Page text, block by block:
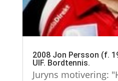
2008 Jon Persson (f.
UIF. Bordtennis.
Juryns motivering: